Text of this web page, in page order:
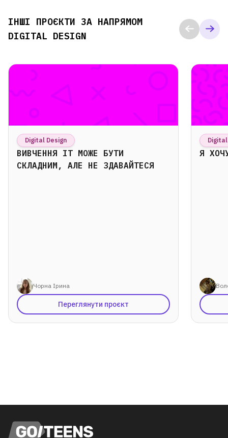
ІНШІ ПРОЄКТИ ЗА НАПРЯМОМ
DIGITAL DESIGN
Digital Design
ВИВЧЕННЯ ІТ МОЖЕ БУТИ
СКЛАДНИМ, АЛЕ НЕ ЗДАВАЙТЕСЯ
Чорна Ірина
Переглянути проєкт
Я